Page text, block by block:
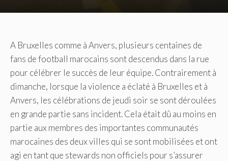
A Bruxelles comme à Anvers, plusieurs centaines de
fans de football marocains sont descendus dans la rue
pour célébrer le succès de leur équipe. Contrairement à
dimanche, lorsque la violence a éclaté à Bruxelles et à
Anvers, les célébrations de jeudi soir se sont déroulées
en grande partie sans incident. Cela était dû au moins en
partie aux membres des importantes communautés
marocaines des deux villes qui se sont mobilisées et ont
agi en tant que stewards non officiels pour s’assurer